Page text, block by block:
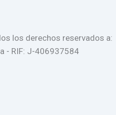
los derechos reservados a:
- RIF: J-406937584